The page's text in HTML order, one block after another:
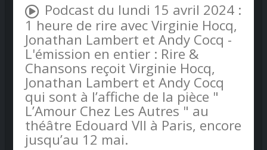
Podcast du lundi 15 avril 2024 :
1 heure de rire avec Virginie Hocq,
Jonathan Lambert et Andy Cocq -
L'émission en entier : Rire &
Chansons reçoit Virginie Hocq,
Jonathan Lambert et Andy Cocq
qui sont à l’affiche de la pièce "
L’Amour Chez Les Autres " au
théâtre Edouard VII à Paris, encore
jusqu’au 12 mai.